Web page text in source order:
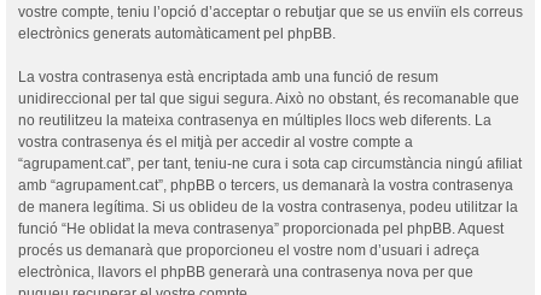
vostre compte, teniu l’opció d’acceptar o rebutjar que se us enviïn els correus
electrònics generats automàticament pel phpBB.
La vostra contrasenya està encriptada amb una funció de resum
unidireccional per tal que sigui segura. Això no obstant, és recomanable que
no reutilitzeu la mateixa contrasenya en múltiples llocs web diferents. La
vostra contrasenya és el mitjà per accedir al vostre compte a
“agrupament.cat”, per tant, teniu-ne cura i sota cap circumstància ningú afiliat
amb “agrupament.cat”, phpBB o tercers, us demanarà la vostra contrasenya
de manera legítima. Si us oblideu de la vostra contrasenya, podeu utilitzar la
funció “He oblidat la meva contrasenya” proporcionada pel phpBB. Aquest
procés us demanarà que proporcioneu el vostre nom d’usuari i adreça
electrònica, llavors el phpBB generarà una contrasenya nova per que